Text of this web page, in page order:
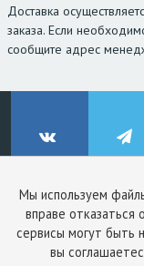
Мы используем
вправе отказаться
сервисы могут быть
вы
Доставка
заказа. Если
сообщите адрес
ВКонтакте
Используя сайт, вы